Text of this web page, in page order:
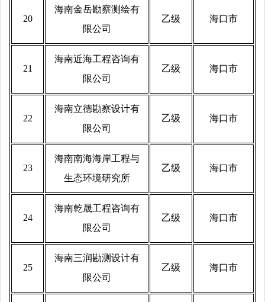
20
海南金岳勘察测绘有
限公司
乙级 海口市
21
海南近海工程咨询有
限公司
乙级 海口市
22
海南立德勘察设计有
限公司
乙级 海口市
23
海南南海海岸工程与
生态环境研究所
乙级 海口市
24
海南乾晟工程咨询有
限公司
乙级 海口市
25
海南三润勘测设计有
限公司
乙级 海口市